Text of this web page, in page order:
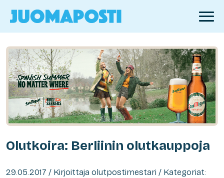
Olutkoira: Berliinin olutkauppoja
29.05.2017 / Kirjoittaja olutpostimestari / Kategoriat: